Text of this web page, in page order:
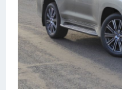
Крайслер
Порше
Самолеты
Корабли